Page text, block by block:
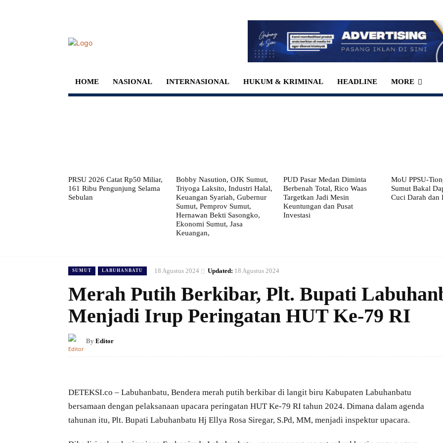
HOME NASIONAL INTERNASIONAL HUKUM & KRIMINAL HEADLINE MORE
PRSU 2026 Catat Rp50 Miliar,
161 Ribu Pengunjung Selama
Sebulan
Bobby Nasution, OJK Sumut,
Triyoga Laksito, Industri Halal,
Keuangan Syariah, Gubernur
Sumut, Pemprov Sumut,
Hernawan Bekti Sasongko,
Ekonomi Sumut, Jasa
Keuangan,
PUD Pasar Medan Diminta
Berbenah Total, Rico Waas
Targetkan Jadi Mesin
Keuntungan dan Pusat
Investasi
MoU PPSU-
Sumut Bakal
Cuci Darah dan
SUMUT LABUHANBATU 18 Agustus 2024 Updated: 18 Agustus 2024
Merah Putih Berkibar, Plt. Bupati
Menjadi Irup Peringatan HUT Ke-79 RI
By Editor
DETEKSI.co – Labuhanbatu, Bendera merah putih berkibar di langit biru Kabupaten Labuhanbatu
bersamaan dengan pelaksanaan upacara peringatan HUT Ke-79 RI tahun 2024. Dimana dalam agenda
tahunan itu, Plt. Bupati Labuhanbatu Hj Ellya Rosa Siregar, S.Pd, MM, menjadi inspektur upacara.